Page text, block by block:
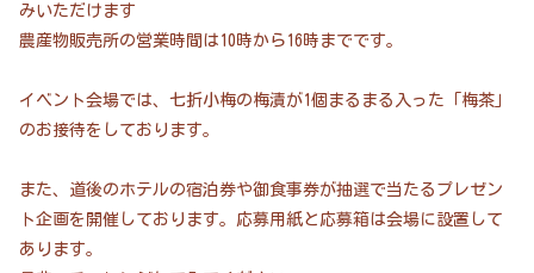
みいただけます
農産物販売所の営業時間は10時から16時までです。
イベント会場では、七折小梅の梅漬が1個まるまる入った「梅茶」
のお接待をしております。
また、道後のホテルの宿泊券や御食事券が抽選で当たるプレゼン
ト企画を開催しております。応募用紙と応募箱は会場に設置して
あります。